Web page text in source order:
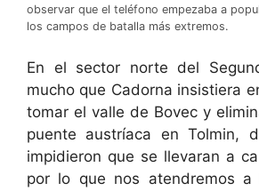
observar que el teléfono empezaba a
los campos de batalla más extremos.
En el sector norte del
mucho que Cadorna insistiera
tomar el valle de Bovec y
puente austríaca en Tolmin,
impidieron que se llevaran a
por lo que nos atendremos a